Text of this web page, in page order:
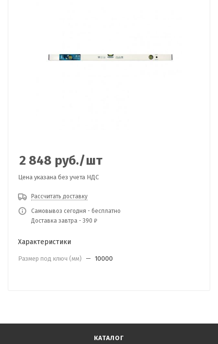
2 848 руб./шт
Цена указана без учета НДС
Рассчитать доставку
Самовывоз сегодня - бесплатно
Доставка завтра - 390 ₽
Характеристики
Размер под ключ (мм) — 10000
КАТАЛОГ